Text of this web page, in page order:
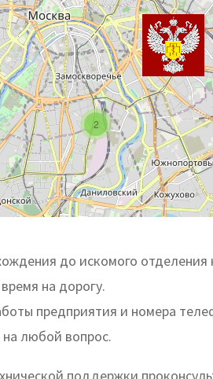
2
до искомого отделения
на дорогу.
предприятия и номера
на любой вопрос.